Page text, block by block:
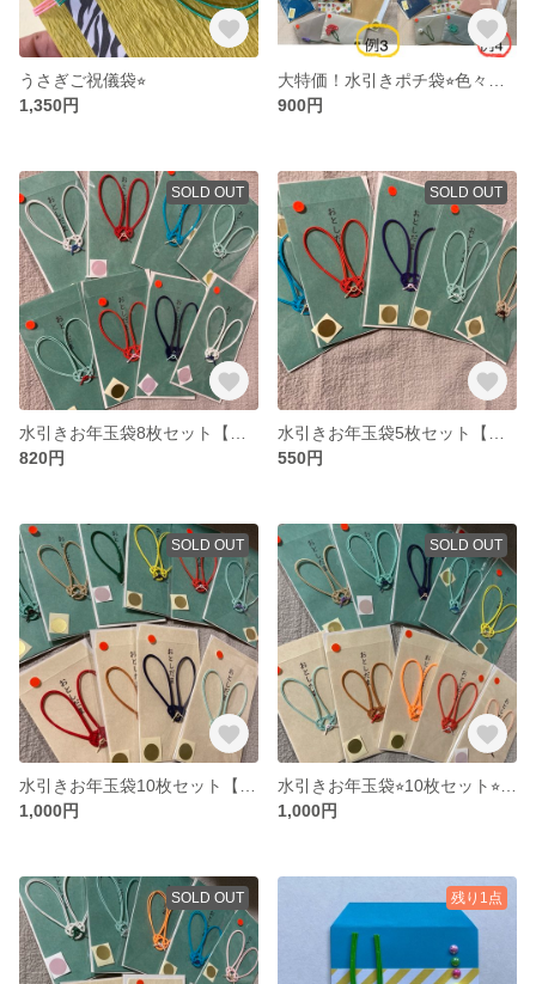
うさぎご祝儀袋⭐︎
1,350円
900円
SOLD OUT
820円
SOLD OUT
550円
SOLD OUT
1,000円
SOLD OUT
1,000円
SOLD OUT 残り1点